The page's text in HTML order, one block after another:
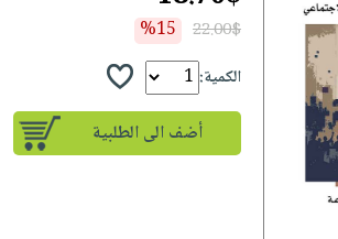
22.00$
%15
الكمية:
أضف الى الطلبية